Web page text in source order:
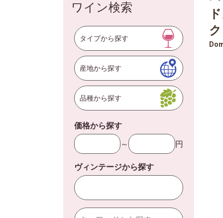
ワイン検索
タイプから探す
産地から探す
品種から探す
価格から探す
～
円
ヴィンテージから探す